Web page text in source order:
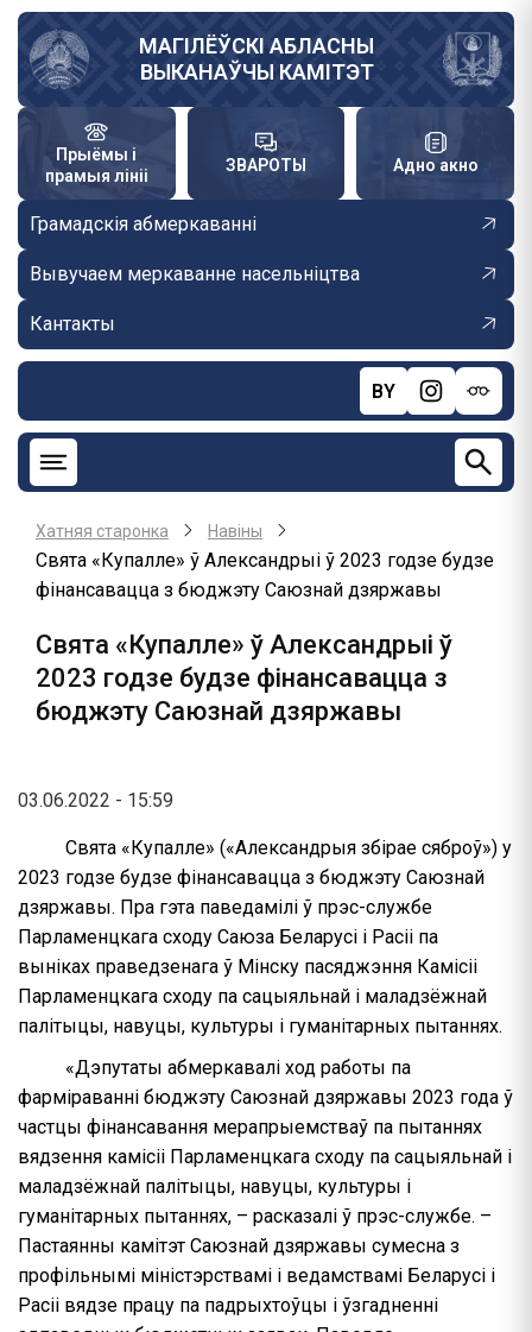
Skip
main
content
МАГІЛЁЎСКІ АБЛАСНЫ
ВЫКАНАЎЧЫ КАМІТЭТ
Прыёмы і
прамыя лініі
ЗВАРОТЫ Адно акно
Грамадскія абмеркаванні
Вывучаем меркаванне насельніцтва
Кантакты
BY
Хатняя старонка Навiны
Свята «Купалле» ў Александрыі ў 2023 годзе будзе
фінансавацца з бюджэту Саюзнай дзяржавы
Свята «Купалле» ў Александрыі ў
2023 годзе будзе фінансавацца з
бюджэту Саюзнай дзяржавы
03.06.2022 - 15:59
Свята «Купалле» («Александрыя збірае сяброў») у
2023 годзе будзе фінансавацца з бюджэту Саюзнай
дзяржавы. Пра гэта паведамілі ў прэс-службе
Парламенцкага сходу Саюза Беларусі і Расіі па
выніках праведзенага ў Мінску пасяджэння Камісіі
Парламенцкага сходу па сацыяльнай і маладзёжнай
палітыцы, навуцы, культуры і гуманітарных пытаннях.
«Дэпутаты абмеркавалі ход работы па
фарміраванні бюджэту Саюзнай дзяржавы 2023 года ў
частцы фінансавання мерапрыемстваў па пытаннях
вядзення камісіі Парламенцкага сходу па сацыяльнай і
маладзёжнай палітыцы, навуцы, культуры і
гуманітарных пытаннях, – расказалі ў прэс-службе. –
Пастаянны камітэт Саюзнай дзяржавы сумесна з
профільнымі міністэрствамі і ведамствамі Беларусі і
Расіі вядзе працу па падрыхтоўцы і ўзгадненні